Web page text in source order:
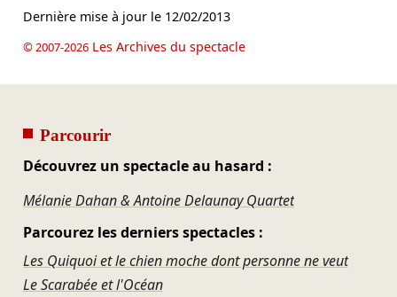
Dernière mise à jour le 12/02/2013
© 2007-2026Les Archives du spectacle
Parcourir
Découvrez un spectacle au hasard :
Mélanie Dahan & Antoine Delaunay Quartet
Parcourez les derniers spectacles :
Les Quiquoi et le chien moche dont personne ne veut
Le Scarabée et l'Océan